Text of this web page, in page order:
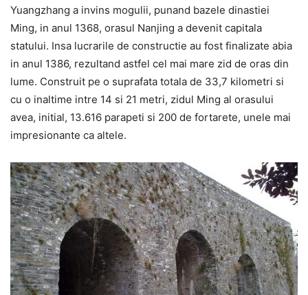
Yuangzhang a invins mogulii, punand bazele dinastiei
Ming, in anul 1368, orasul Nanjing a devenit capitala
statului. Insa lucrarile de constructie au fost finalizate abia
in anul 1386, rezultand astfel cel mai mare zid de oras din
lume. Construit pe o suprafata totala de 33,7 kilometri si
cu o inaltime intre 14 si 21 metri, zidul Ming al orasului
avea, initial, 13.616 parapeti si 200 de fortarete, unele mai
impresionante ca altele.